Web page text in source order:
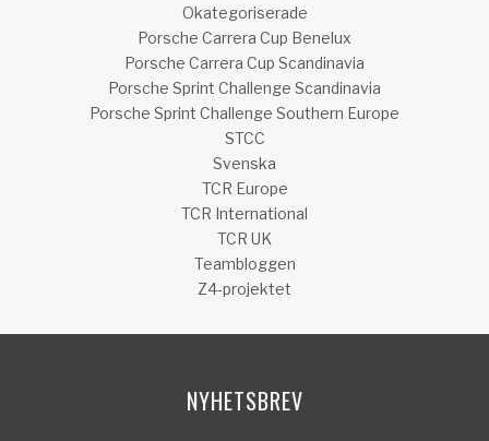
Okategoriserade
Porsche Carrera Cup Benelux
Porsche Carrera Cup Scandinavia
Porsche Sprint Challenge Scandinavia
Porsche Sprint Challenge Southern Europe
STCC
Svenska
TCR Europe
TCR International
TCR UK
Teambloggen
Z4-projektet
NYHETSBREV